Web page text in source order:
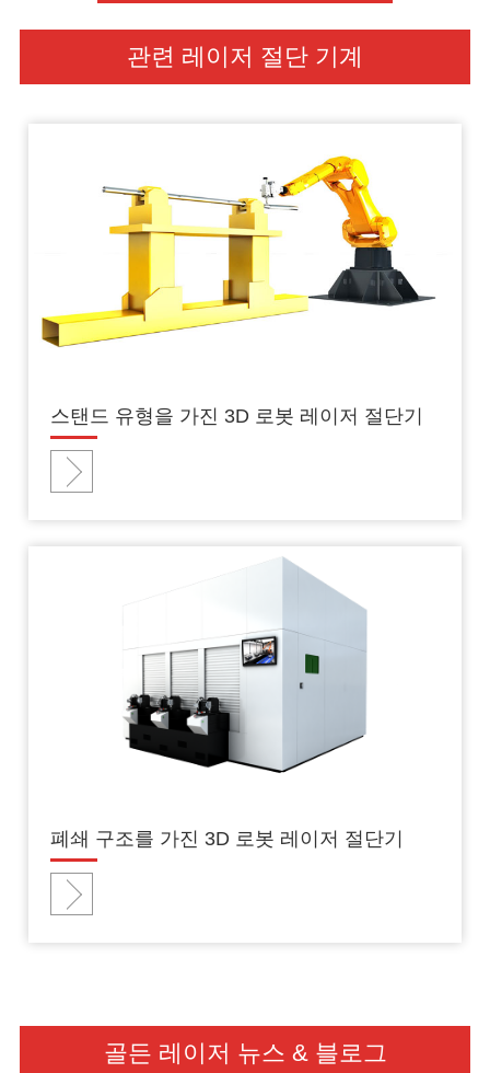
관련 레이저 절단 기계
스탠드 유형을 가진 3D 로봇 레이저 절단기
폐쇄 구조를 가진 3D 로봇 레이저 절단기
골든 레이저 뉴스 & 블로그